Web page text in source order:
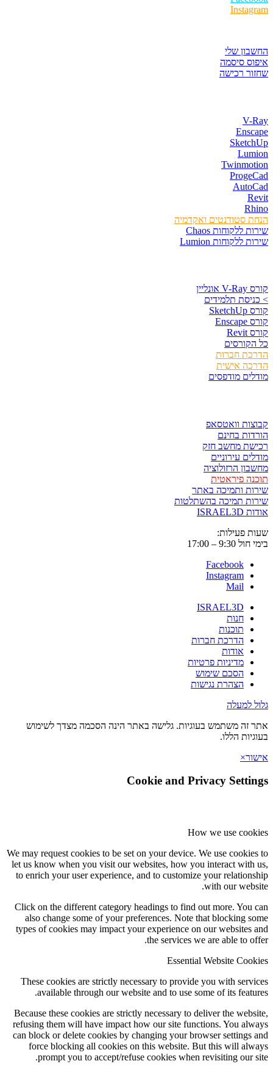
Instagram
החשבון שלי
איפוס סיסמה
שחזור רכישה
V-Ray
Enscape
SketchUp
Lumion
Twinmotion
ProgeCad
AutoCad
Revit
Rhino
הנחת סטודנטים ואקדמיה
שירות ללקוחות Chaos
שירות ללקוחות Lumion
קורס V-Ray אונליין
> כניסת תלמידים
קורס SketchUp
קורס Enscape
קורס Revit
כל הקורסים
הדרכת חברות
הדרכה אישית
מודלים מודפסים
קבוצות וואטסאפ
הורדות בחינם
רכישת מחשב חזק
מודלים עירוניים
מחשבון הרזולוציה
תוכנה פיראטית
שירות ותמיכה באתר
שירות תמיכה בהשתלטות
אודות ISRAEL3D
שעות פעילות:
בימי חול 9:30 – 17:00
Facebook
Instagram
Mail
ISRAEL3D
חנות
תוכנות
הדרכת חברות
אודות
מדיניות פרטיות
הסכם שימוש
הצהרת נגישות
גלול למעלה
אתר זה משתמש בעוגיות. גלישה באתר הינה הסכמה מצדך לשימוש
בעוגיות הללו.
אישור×
Cookie and Privacy Settings
How we use cookies
We may request cookies to be set on your device. We use cookies to
let us know when you visit our websites, how you interact with us,
to enrich your user experience, and to customize your relationship
with our website.
Click on the different category headings to find out more. You can
also change some of your preferences. Note that blocking some
types of cookies may impact your experience on our websites and
the services we are able to offer.
Essential Website Cookies
These cookies are strictly necessary to provide you with services
available through our website and to use some of its features.
Because these cookies are strictly necessary to deliver the website,
refusing them will have impact how our site functions. You always
can block or delete cookies by changing your browser settings and
force blocking all cookies on this website. But this will always
prompt you to accept/refuse cookies when revisiting our site.